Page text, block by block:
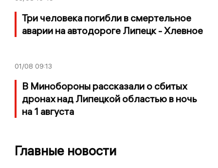
Три человека погибли в смертельное
аварии на автодороге Липецк - Хлевное
01/08 09:13
В Минобороны рассказали о сбитых
дронах над Липецкой областью в ночь
на 1 августа
Главные новости